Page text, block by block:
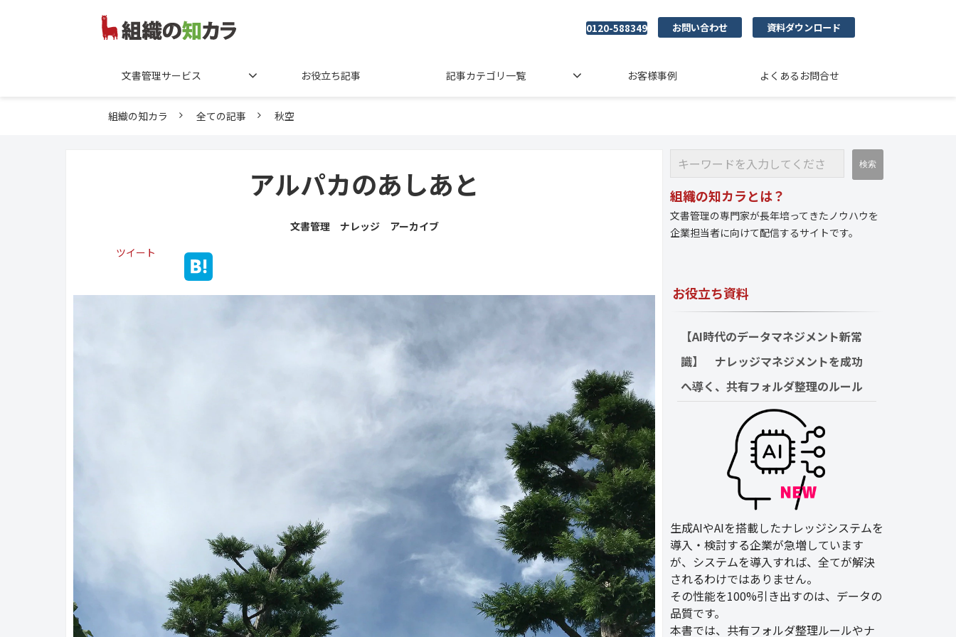
0120-588349 お問い合わせ 資料ダウンロード
文書管理サービス お役立ち記事 記事カテゴリ一覧 お客様事例 よくあるお問合せ
組織の知カラ 全ての記事 秋空
アルパカのあしあと
文書管理 ナレッジ アーカイブ
ツイート
組織の知カラとは？
文書管理の専門家が長年培ってきたノウハウを
企業担当者に向けて配信するサイトです。
お役立ち資料
【AI時代のデータマネジメント新常
識】　ナレッジマネジメントを成功
へ導く、共有フォルダ整理のルール
生成AIやAIを搭載したナレッジシステムを
導入・検討する企業が急増しています
が、システムを導入すれば、全てが解決
されるわけではありません。
その性能を100%引き出すのは、データの
品質です。
本書では、共有フォルダ整理ルールやナ